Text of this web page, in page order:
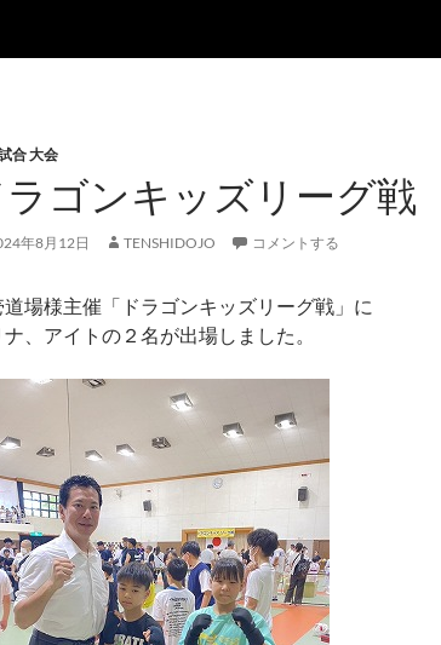
合 大会
ラゴンキッズリーグ戦
年8月12日 TENSHIDOJO コメントする
道場様主催「ドラゴンキッズリーグ戦」に
ナ、アイトの２名が出場しました。